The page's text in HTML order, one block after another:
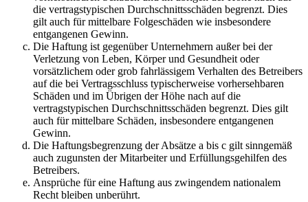
die vertragstypischen Durchschnittsschäden begrenzt. Dies
gilt auch für mittelbare Folgeschäden wie insbesondere
entgangenen Gewinn.
Die Haftung ist gegenüber Unternehmern außer bei der
Verletzung von Leben, Körper und Gesundheit oder
vorsätzlichem oder grob fahrlässigem Verhalten des Betreibers
auf die bei Vertragsschluss typischerweise vorhersehbaren
Schäden und im Übrigen der Höhe nach auf die
vertragstypischen Durchschnittsschäden begrenzt. Dies gilt
auch für mittelbare Schäden, insbesondere entgangenen
Gewinn.
Die Haftungsbegrenzung der Absätze a bis c gilt sinngemäß
auch zugunsten der Mitarbeiter und Erfüllungsgehilfen des
Betreibers.
Ansprüche für eine Haftung aus zwingendem nationalem
Recht bleiben unberührt.